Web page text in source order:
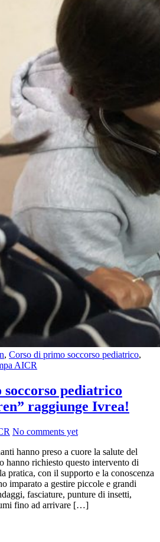
, Corso di primo soccorso pediatrico,
AICR
pediatrico
raggiunge Ivrea!
No comments yet
hanno preso a cuore la salute del
hanno richiesto questo intervento di
pratica, con il supporto e la conoscenza
imparato a gestire piccole e grandi
fasciature, punture di insetti,
fino ad arrivare […]